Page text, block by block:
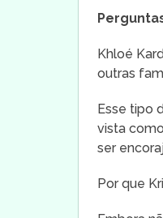
Khloé
outras
Esse tipo
vista
ser
Por que